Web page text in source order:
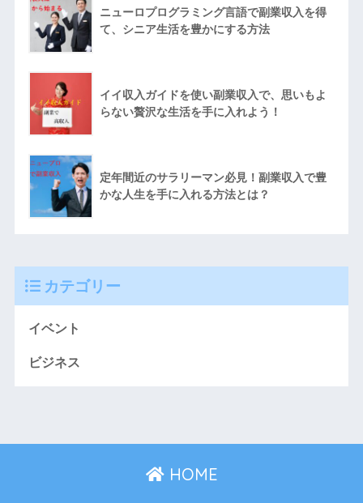
ニューロプログラミング言語で副業収入を得
て、シニア生活を豊かにする方法
イイ収入ガイドを使い副業収入で、思いもよ
らない贅沢な生活を手に入れよう！
定年間近のサラリーマン必見！副業収入で豊
かな人生を手に入れる方法とは？
カテゴリー
イベント
ビジネス
HOME